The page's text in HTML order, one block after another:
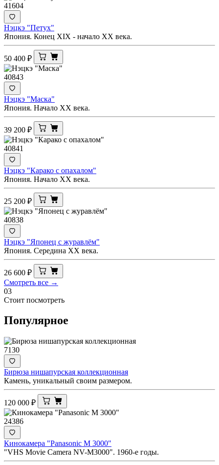
41604
Нэцкэ "Петух"
Япония. Конец XIX - начало ХХ века.
50 400 ₽
40843
Нэцкэ "Маска"
Япония. Начало ХХ века.
39 200 ₽
40841
Нэцкэ "Карако с опахалом"
Япония. Начало ХХ века.
25 200 ₽
40838
Нэцкэ "Японец с журавлём"
Япония. Середина ХХ века.
26 600 ₽
Смотреть все →
03
Стоит посмотреть
Популярное
7130
Бирюза нишапурская коллекционная
Камень, уникальный своим размером.
120 000 ₽
24386
Кинокамера "Panasonic M 3000"
"VHS Movie Camera NV-M3000". 1960-е годы.